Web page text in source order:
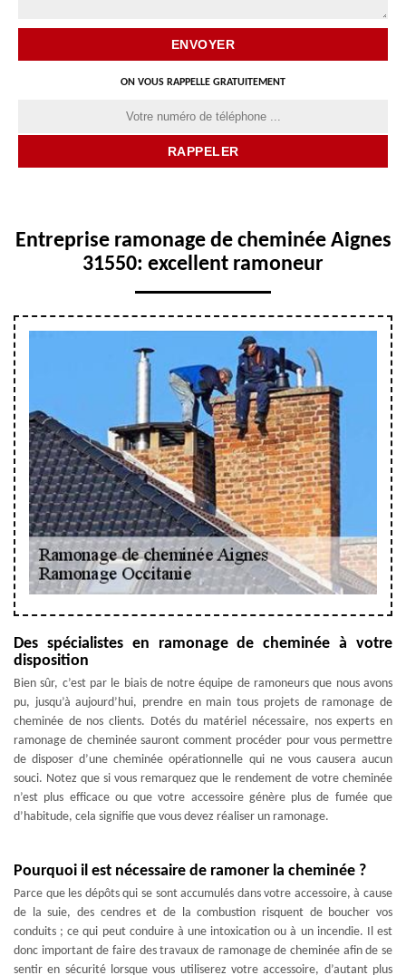
ON VOUS RAPPELLE GRATUITEMENT
Entreprise ramonage de cheminée Aignes
31550: excellent ramoneur
Des spécialistes en ramonage de cheminée à votre
disposition
Bien sûr, c’est par le biais de notre équipe de ramoneurs que nous avons
pu, jusqu’à aujourd’hui, prendre en main tous projets de ramonage de
cheminée de nos clients. Dotés du matériel nécessaire, nos experts en
ramonage de cheminée sauront comment procéder pour vous permettre
de disposer d’une cheminée opérationnelle qui ne vous causera aucun
souci. Notez que si vous remarquez que le rendement de votre cheminée
n’est plus efficace ou que votre accessoire génère plus de fumée que
d’habitude, cela signifie que vous devez réaliser un ramonage.
Pourquoi il est nécessaire de ramoner la cheminée ?
Parce que les dépôts qui se sont accumulés dans votre accessoire, à cause
de la suie, des cendres et de la combustion risquent de boucher vos
conduits ; ce qui peut conduire à une intoxication ou à un incendie. Il est
donc important de faire des travaux de ramonage de cheminée afin de se
sentir en sécurité lorsque vous utiliserez votre accessoire, d’autant plus